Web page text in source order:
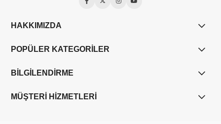
HAKKIMIZDA
POPÜLER KATEGORİLER
BİLGİLENDİRME
MÜŞTERİ HİZMETLERİ